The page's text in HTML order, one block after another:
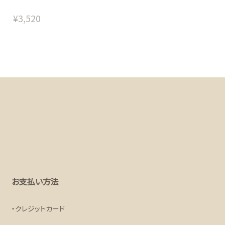
¥3,520
お支払い方法
クレジットカード